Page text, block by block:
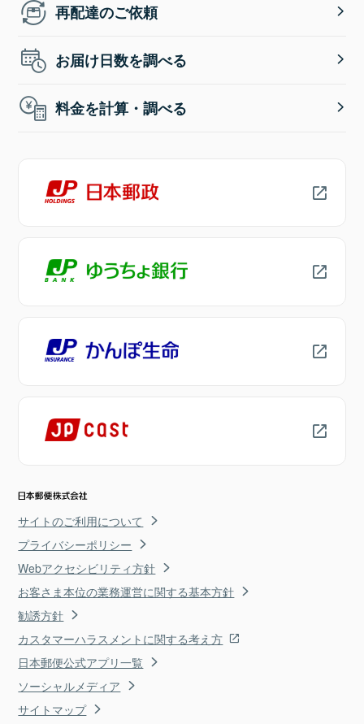
再配達のご依頼
お届け日数を調べる
料金を計算・調べる
サイトのご利用について
プライバシーポリシー
Webアクセシビリティ方針
お客さま本位の業務運営に関する基本方針
勧誘方針
カスタマーハラスメントに関する考え方
日本郵便公式アプリ一覧
ソーシャルメディア
サイトマップ